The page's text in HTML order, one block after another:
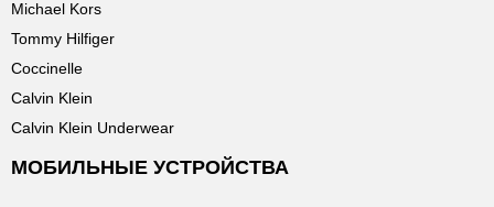
Michael Kors
Tommy Hilfiger
Coccinelle
Calvin Klein
Calvin Klein Underwear
МОБИЛЬНЫЕ УСТРОЙСТВА